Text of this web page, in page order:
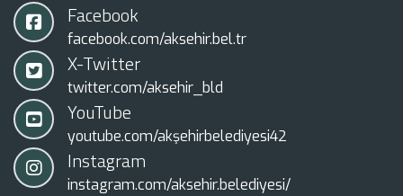
Facebook
facebook.com/aksehir.bel.tr
X-Twitter
twitter.com/aksehir_bld
YouTube
youtube.com/akşehirbelediyesi42
Instagram
instagram.com/aksehir.belediyesi/